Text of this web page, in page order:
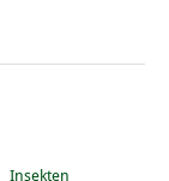
Insekten